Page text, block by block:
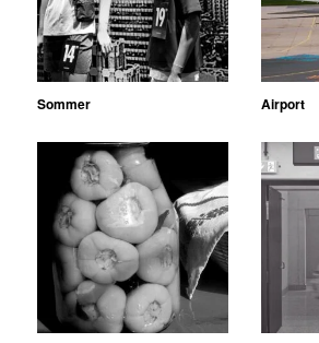
Sommer Airport